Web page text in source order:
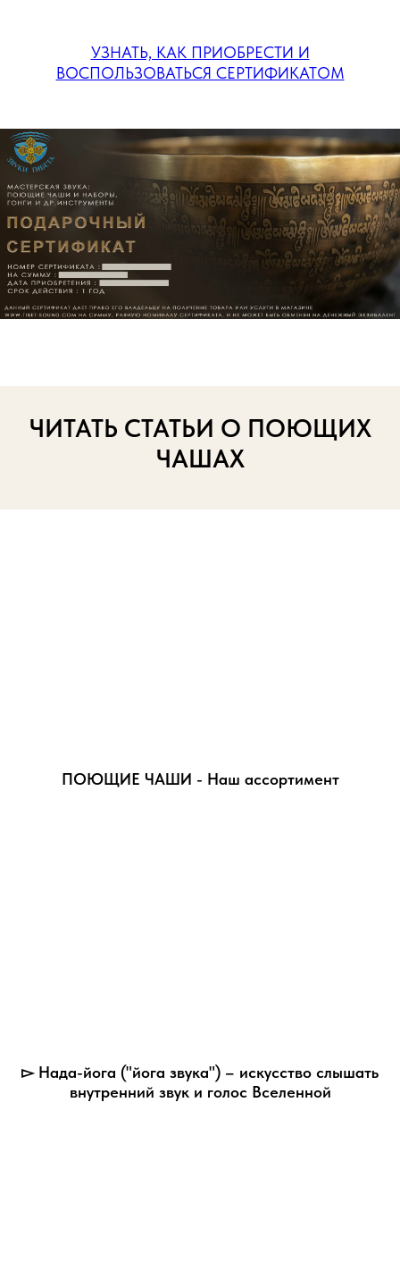
УЗНАТЬ, КАК ПРИОБРЕСТИ И
ВОСПОЛЬЗОВАТЬСЯ СЕРТИФИКАТОМ
ЧИТАТЬ СТАТЬИ О ПОЮЩИХ
ЧАШАХ
ПОЮЩИЕ ЧАШИ - Наш ассортимент
▻ Нада-йога ("йога звука") – искусство слышать
внутренний звук и голос Вселенной